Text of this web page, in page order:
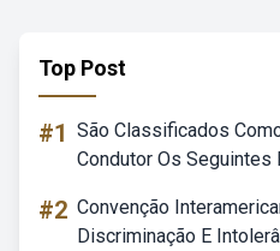
Top Post
#1 São Classificados
Condutor Os Seguintes
#2 Convenção
Discriminação E